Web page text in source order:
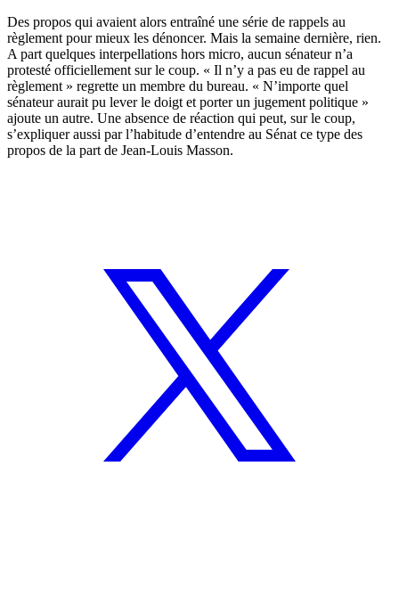
Des propos qui avaient alors entraîné une série de rappels au
règlement pour mieux les dénoncer. Mais la semaine dernière, rien.
A part quelques interpellations hors micro, aucun sénateur n’a
protesté officiellement sur le coup. « Il n’y a pas eu de rappel au
règlement » regrette un membre du bureau. « N’importe quel
sénateur aurait pu lever le doigt et porter un jugement politique »
ajoute un autre. Une absence de réaction qui peut, sur le coup,
s’expliquer aussi par l’habitude d’entendre au Sénat ce type des
propos de la part de Jean-Louis Masson.